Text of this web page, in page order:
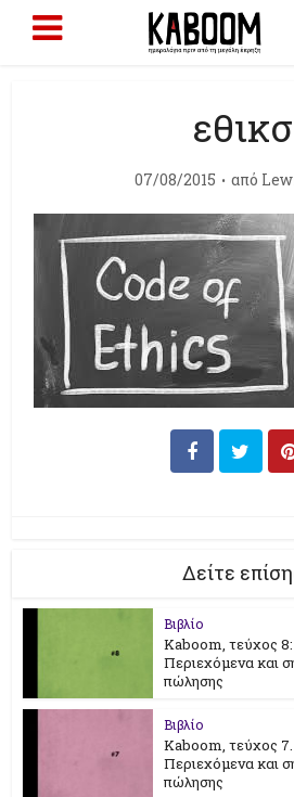
εθικσ
07/08/2015 από
Δείτε
Βιβλίο
Kaboom, τεύχος 8:
Περιεχόμενα και
πώλησης
Βιβλίο
Kaboom, τεύχος 7.
Περιεχόμενα και
πώλησης